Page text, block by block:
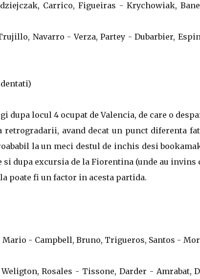
Carrico, Figueiras - Krychowiak,
Navarro - Verza, Partey - Dubarbier,
dupa locul 4 ocupat de Valencia, de care o
avand decat un punct diferenta
la un meci destul de inchis desi
dupa excursia de la Fiorentina (unde au invins
poate fi un factor in acesta partida.
- Campbell, Bruno, Trigueros, Santos -
Rosales - Tissone, Darder - Amrabat,